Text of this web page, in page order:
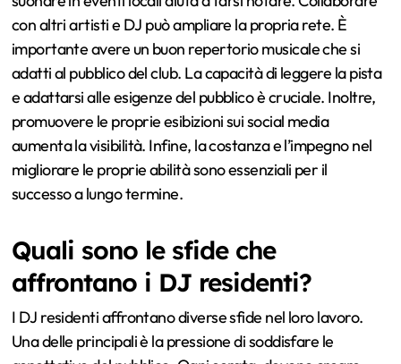
con altri artisti e DJ può ampliare la propria rete. È
importante avere un buon repertorio musicale che si
adatti al pubblico del club. La capacità di leggere la pista
e adattarsi alle esigenze del pubblico è cruciale. Inoltre,
promuovere le proprie esibizioni sui social media
aumenta la visibilità. Infine, la costanza e l’impegno nel
migliorare le proprie abilità sono essenziali per il
successo a lungo termine.
Quali sono le sfide che
affrontano i DJ residenti?
I DJ residenti affrontano diverse sfide nel loro lavoro.
Una delle principali è la pressione di soddisfare le